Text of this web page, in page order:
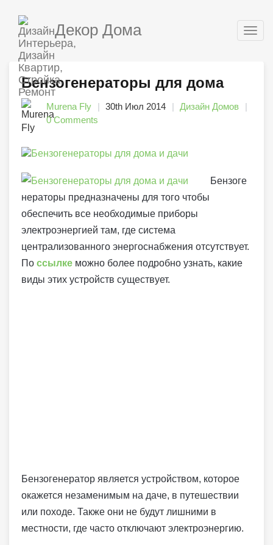
Декор Дома
Бензогенераторы для дома
Murena Fly 30th Июл 2014
Дизайн Домов
0 Comments
Бензоге
нераторы предназначены для того чтобы
обеспечить все необходимые приборы
электроэнергией там, где система
централизованного энергоснабжения отсутствует.
По ссылке можно более подробно узнать, какие
виды этих устройств существует.
Бензогенератор является устройством, которое
окажется незаменимым на даче, в путешествии
или походе. Также они не будут лишними в
местности, где часто отключают электроэнергию.